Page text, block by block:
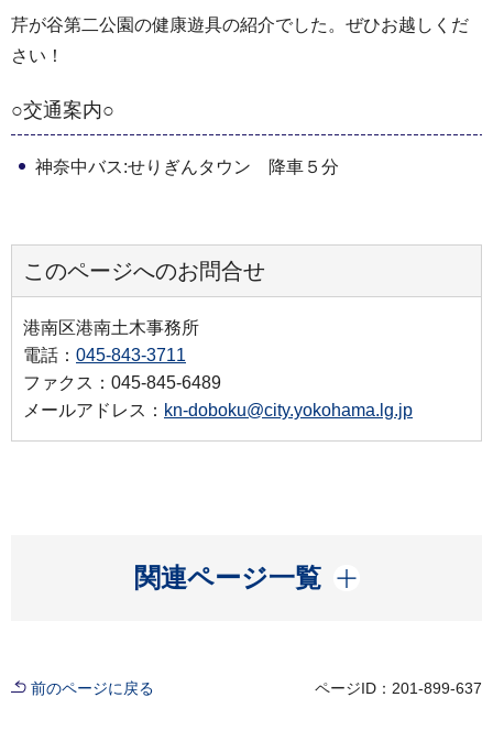
芹が谷第二公園の健康遊具の紹介でした。ぜひお越しくだ
さい！
○交通案内○
神奈中バス:せりぎんタウン 降車５分
このページへのお問合せ
港南区港南土木事務所
電話： 045-843-3711
ファクス：045-845-6489
メールアドレス： kn-doboku@city.yokohama.lg.jp
関連ページ一覧
開く
前のページに戻る ページID：201-899-637